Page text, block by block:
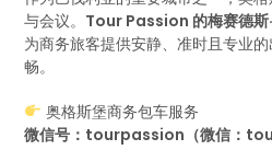
与会议。 Tour Passion 的梅赛德斯
为商务旅客提供安静、准时且专业
畅。
奥格斯堡商务包车服务
微信号：tourpassion（微信：